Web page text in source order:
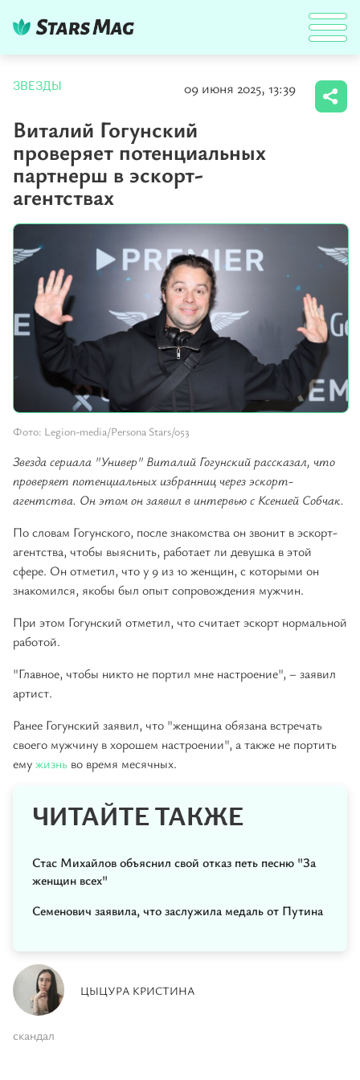
ЗВЕЗДЫ 09 июня 2025, 13:39
Виталий Гогунский
проверяет потенциальных
партнерш в эскорт-
агентствах
Фото: Legion-media/Persona Stars/053
Звезда сериала "Универ" Виталий Гогунский рассказал, что
проверяет потенциальных избранниц через эскорт-
агентства. Он этом он заявил в интервью с Ксенией Собчак.
По словам Гогунского, после знакомства он звонит в эскорт-
агентства, чтобы выяснить, работает ли девушка в этой
сфере. Он отметил, что у 9 из 10 женщин, с которыми он
знакомился, якобы был опыт сопровождения мужчин.
При этом Гогунский отметил, что считает эскорт нормальной
работой.
"Главное, чтобы никто не портил мне настроение", – заявил
артист.
Ранее Гогунский заявил, что "женщина обязана встречать
своего мужчину в хорошем настроении", а также не портить
емужизнь во время месячных.
ЧИТАЙТЕ ТАКЖЕ
Стас Михайлов объяснил свой отказ петь песню "За
женщин всех"
Семенович заявила, что заслужила медаль от Путина
ЦЫЦУРА КРИСТИНА
скандал